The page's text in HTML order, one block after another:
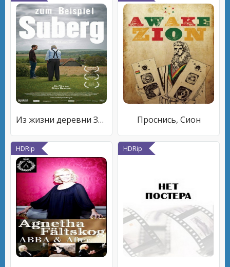
Из жизни деревни Зуберг Проснись, Сион
HDRip HDRip